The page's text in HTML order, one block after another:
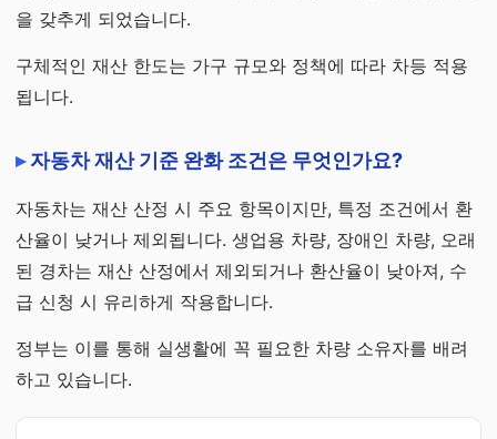
을 갖추게 되었습니다.
구체적인 재산 한도는 가구 규모와 정책에 따라 차등 적용
됩니다.
자동차 재산 기준 완화 조건은 무엇인가요?
자동차는 재산 산정 시 주요 항목이지만, 특정 조건에서 환
산율이 낮거나 제외됩니다. 생업용 차량, 장애인 차량, 오래
된 경차는 재산 산정에서 제외되거나 환산율이 낮아져, 수
급 신청 시 유리하게 작용합니다.
정부는 이를 통해 실생활에 꼭 필요한 차량 소유자를 배려
하고 있습니다.